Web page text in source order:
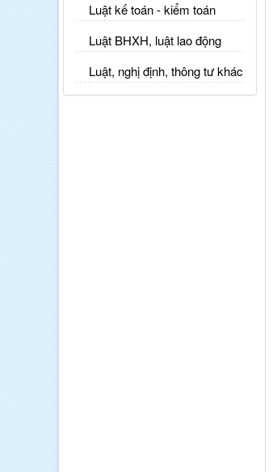
Luật kế toán - kiểm toán
Luật BHXH, luật lao động
Luật, nghị định, thông tư khác